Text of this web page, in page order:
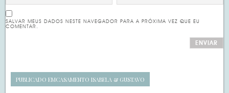
SALVAR MEUS DADOS NESTE NAVEGADOR PARA A PRÓXIMA VEZ QUE EU
COMENTAR.
PUBLICADO EMCASAMENTO ISABELA & GUSTAVO